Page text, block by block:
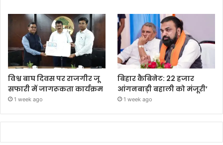
विश्व बाघ दिवस पर राजगीर जू
सफारी में जागरूकता कार्यक्रम
1 week ago
बिहार कैबिनेट: 22 हजार
आंगनबाड़ी बहाली को मंजूरी’
1 week ago